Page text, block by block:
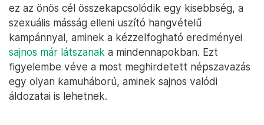
ez az önös cél összekapcsolódik egy kisebbség, a
szexuális másság elleni uszító hangvételű
kampánnyal, aminek a kézzelfogható eredményei
sajnos már látszanak a mindennapokban. Ezt
figyelembe véve a most meghirdetett népszavazás
egy olyan kamuháború, aminek sajnos valódi
áldozatai is lehetnek.